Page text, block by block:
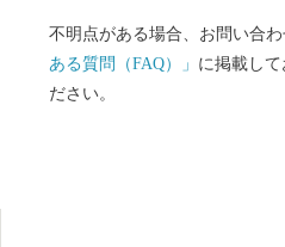
不明点がある場合、お問い合
ある質問（FAQ）」 に掲載して
ださい。